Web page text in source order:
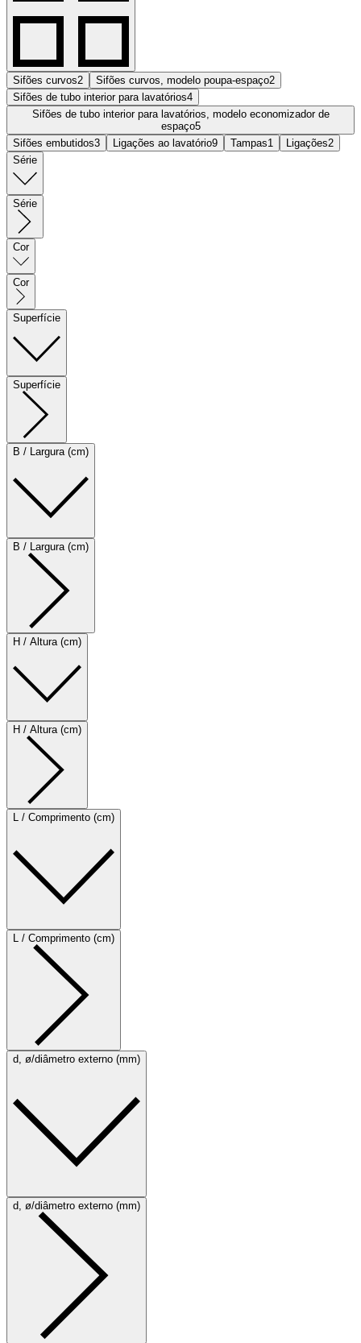
Sifões curvos2 Sifões curvos, modelo poupa-espaço2
Sifões de tubo interior para lavatórios4
Sifões de tubo interior para lavatórios, modelo economizador de
espaço5
Sifões embutidos3 Ligações ao lavatório9 Tampas1 Ligações2
Série
Série
Cor
Cor
Superfície
Superfície
B / Largura (cm)
B / Largura (cm)
H / Altura (cm)
H / Altura (cm)
L / Comprimento (cm)
L / Comprimento (cm)
d, ø/diâmetro externo (mm)
d, ø/diâmetro externo (mm)